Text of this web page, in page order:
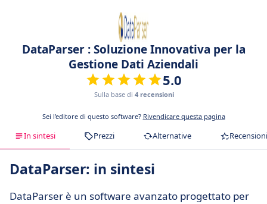
DataParser : Soluzione Innovativa per la
Gestione Dati Aziendali
5.0
Sulla base di 4 recensioni
Sei l'editore di questo software? Rivendicare questa pagina
In sintesi Prezzi Alternative Recensioni
DataParser: in sintesi
DataParser è un software avanzato progettato per